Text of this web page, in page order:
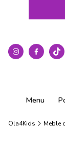
Menu
Ola4Kids Meble